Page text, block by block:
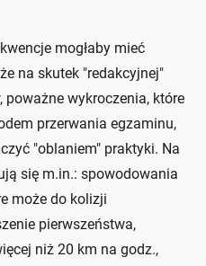
mogłaby mieć
na skutek "redakcyjnej"
poważne wykroczenia, które
przerwania egzaminu,
"oblaniem" praktyki. Na
się m.in.: spowodowania
może do kolizji
pierwszeństwa,
niż 20 km na godz.,